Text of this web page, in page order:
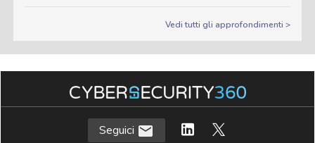
Vedi tutti gli approfondimenti >
Seguici